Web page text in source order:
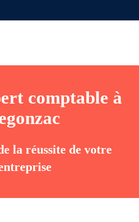
comptable à
la réussite de votre